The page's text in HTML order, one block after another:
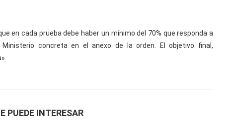
en cada prueba debe haber un mínimo del 70% que responda a
concreta en el anexo de la orden. El objetivo final,
PUEDE INTERESAR